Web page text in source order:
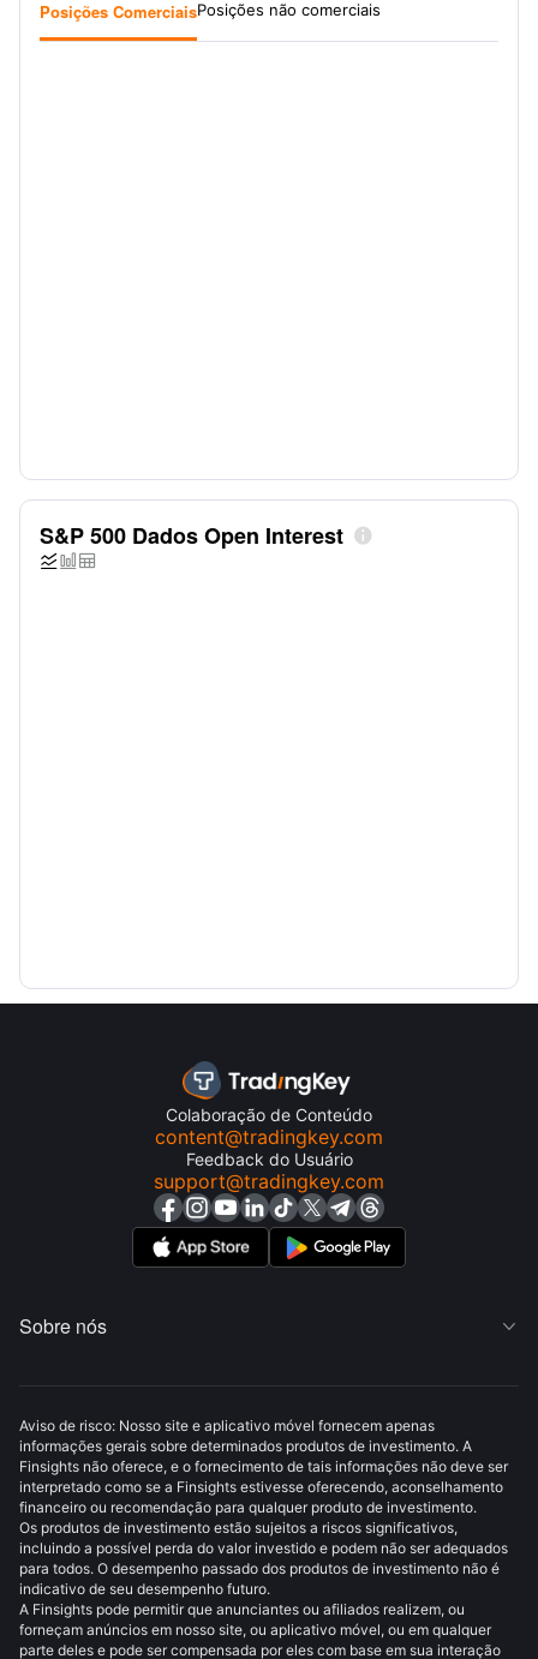
Posições ComerciaisPosições não comerciais
S&P 500 Dados Open Interest 
 
Colaboração de Conteúdo
content@tradingkey.com
Feedback do Usuário
support@tradingkey.com
Sobre nós 
Aviso de risco: Nosso site e aplicativo móvel fornecem apenas
informações gerais sobre determinados produtos de investimento. A
Finsights não oferece, e o fornecimento de tais informações não deve ser
interpretado como se a Finsights estivesse oferecendo, aconselhamento
financeiro ou recomendação para qualquer produto de investimento.
Os produtos de investimento estão sujeitos a riscos significativos,
incluindo a possível perda do valor investido e podem não ser adequados
para todos. O desempenho passado dos produtos de investimento não é
indicativo de seu desempenho futuro.
A Finsights pode permitir que anunciantes ou afiliados realizem, ou
forneçam anúncios em nosso site, ou aplicativo móvel, ou em qualquer
parte deles e pode ser compensada por eles com base em sua interação